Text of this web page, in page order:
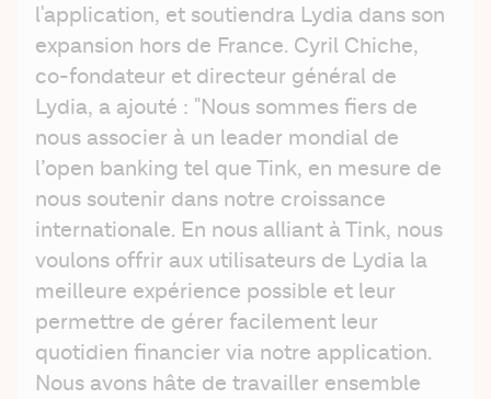
l'application, et soutiendra Lydia dans son
expansion hors de France. Cyril Chiche,
co-fondateur et directeur général de
Lydia, a ajouté : "Nous sommes fiers de
nous associer à un leader mondial de
l’open banking tel que Tink, en mesure de
nous soutenir dans notre croissance
internationale. En nous alliant à Tink, nous
voulons offrir aux utilisateurs de Lydia la
meilleure expérience possible et leur
permettre de gérer facilement leur
quotidien financier via notre application.
Nous avons hâte de travailler ensemble